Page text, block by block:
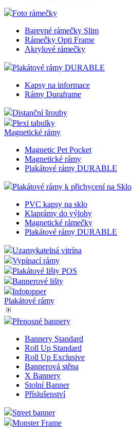
Foto rámečky
Barevné rámečky Slim
Rámečky Opti Frame
Akrylové rámečky
Plakátové rámy DURABLE
Kapsy na informace
Rámy Duraframe
Distanční šrouby
Plexi tabulky
Magnetické rámy
Magnetic Pet Pocket
Magnetické rámy
Plakátové rámy DURABLE
Plakátové rámy k přichycení na Sklo
PVC kapsy na sklo
Klaprámy do výlohy
Magnetické rámečky
Plakátové rámy DURABLE
Uzamykatelná vitrína
Vypínací rámy
Plakátové lišty POS
Bannerové lišty
Infotopper
Plakátové rámy
Přenosné bannery
Bannery Standard
Roll Up Standard
Roll Up Exclusive
Bannerová stěna
X Bannery
Stolní Banner
Příslušenství
Street banner
Monster Frame